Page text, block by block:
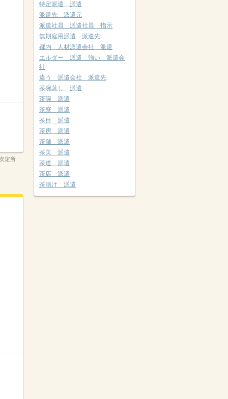
定所
特定派遣 派遣
派遣先 派遣元
派遣社員 派遣社員 指示
無期雇用派遣 派遣先
都内 人材派遣会社 派遣
エルダー 派遣 強い 派遣会
社
違う 派遣会社 派遣先
茶碗蒸し 派遣
茶碗 派遣
茶寮 派遣
茶目 派遣
茶房 派遣
茶舗 派遣
茶美 派遣
茶道 派遣
茶店 派遣
茶漬け 派遣